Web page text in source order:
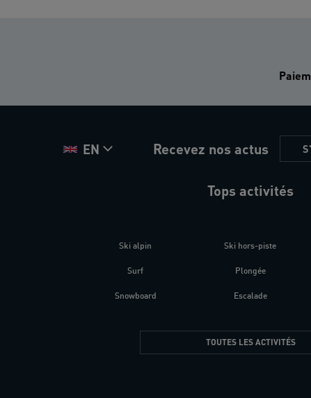
EN Recevez nos actus
Tops activités
Ski alpin
Surf
Snowboard
Ski hors-piste
Plongée
Escalade
TOUTES LES ACTIVITÉS